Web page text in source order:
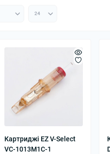
Картриджі EZ V-Select
VC-1013M1С-1